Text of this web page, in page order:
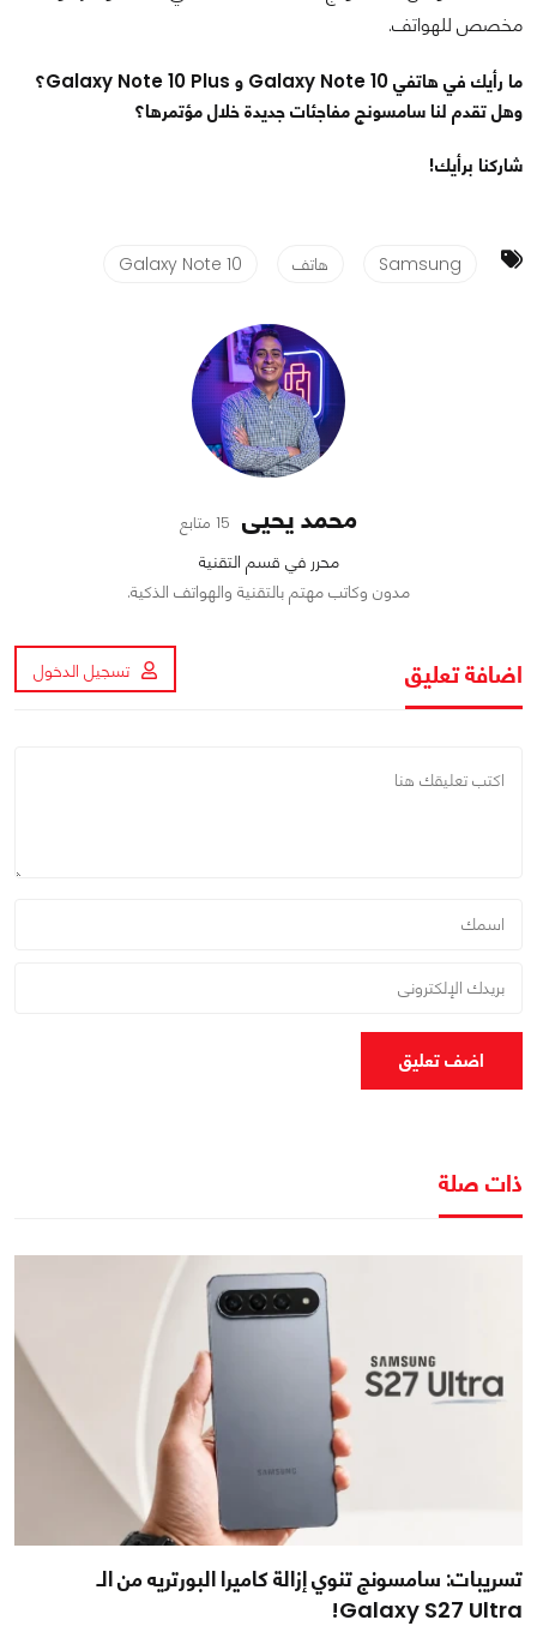
مخصص للهواتف.
ما رأيك في هاتفي Galaxy Note 10 و Galaxy Note 10 Plus؟
وهل تقدم لنا سامسونج مفاجئات جديدة خلال مؤتمرها؟
شاركنا برأيك!
Samsung هاتف Galaxy Note 10
محمد يحيى 15 متابع
محرر في قسم التقنية
مدون وكاتب مهتم بالتقنية والهواتف الذكية.
اضافة تعليق تسجيل الدخول
اضف تعليق
ذات صلة
تسريبات: سامسونج تنوي إزالة كاميرا البورتريه من الـ
Galaxy S27 Ultra!